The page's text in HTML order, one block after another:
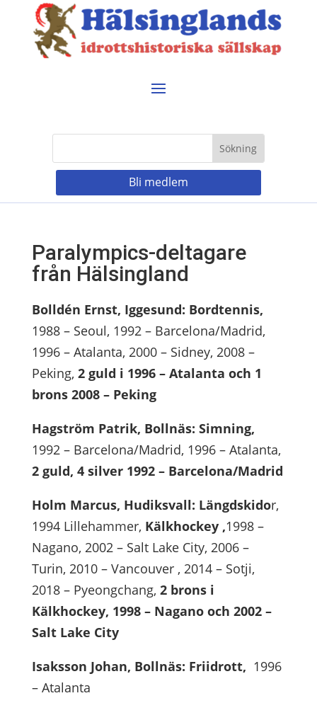
Bli medlem
Paralympics-deltagare
från Hälsingland
Bolldén Ernst, Iggesund: Bordtennis,
1988 – Seoul, 1992 – Barcelona/Madrid,
1996 – Atalanta, 2000 – Sidney, 2008 –
Peking, 2 guld i 1996 – Atalanta och 1
brons 2008 – Peking
Hagström Patrik, Bollnäs: Simning,
1992 – Barcelona/Madrid, 1996 – Atalanta,
2 guld, 4 silver 1992 – Barcelona/Madrid
Holm Marcus, Hudiksvall: Längdskidor,
1994 Lillehammer, Kälkhockey ,1998 –
Nagano, 2002 – Salt Lake City, 2006 –
Turin, 2010 – Vancouver , 2014 – Sotji,
2018 – Pyeongchang, 2 brons i
Kälkhockey, 1998 – Nagano och 2002 –
Salt Lake City
Isaksson Johan, Bollnäs: Friidrott, 1996
– Atalanta